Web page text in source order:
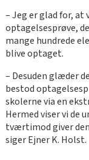
– Jeg er glad for,
optagelsesprøve,
mange hundrede
blive optaget.
– Desuden glæder
bestod
skolerne via en
Hermed viser vi de
tværtimod giver
siger Ejner K. Holst.